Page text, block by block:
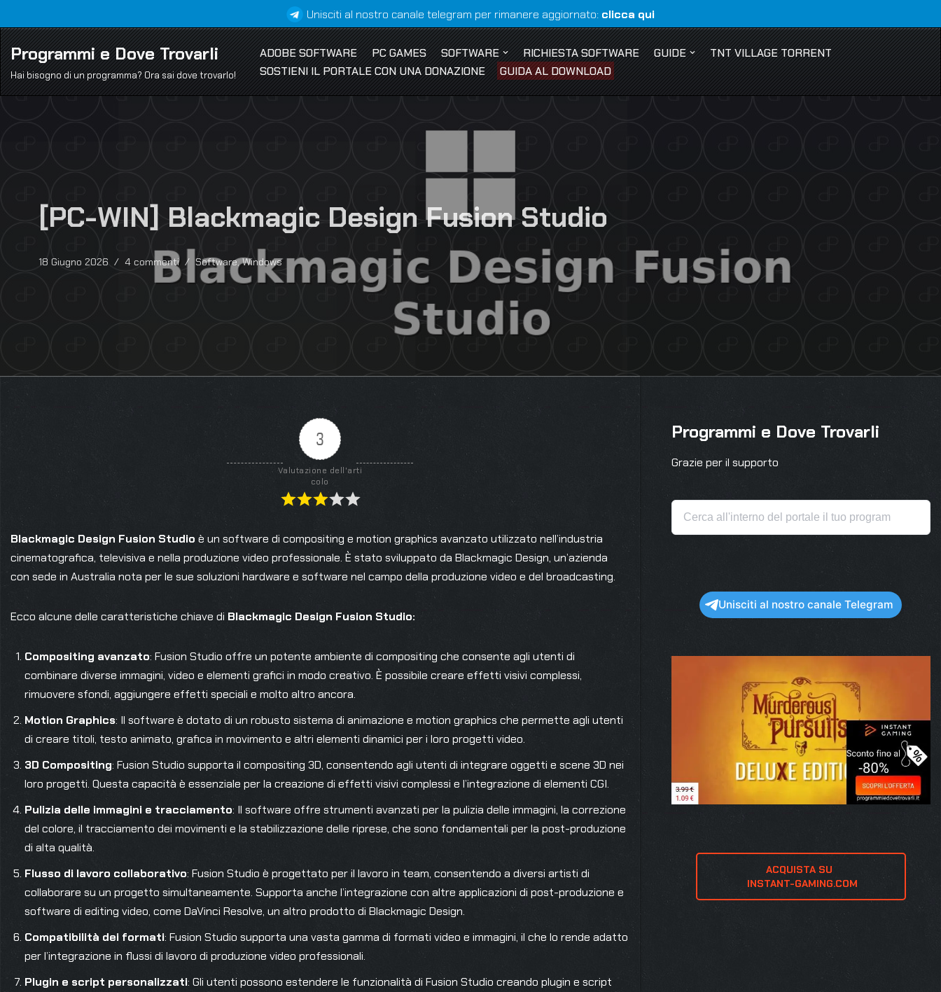
Vai
al
contenuto
Unisciti al nostro canale telegram per rimanere aggiornato: clicca qui
Programmi e Dove Trovarli
Hai bisogno di un programma? Ora sai dove trovarlo!
ADOBE SOFTWARE PC GAMES SOFTWARE RICHIESTA SOFTWARE GUIDE
TNT VILLAGE TORRENT
SOSTIENI IL PORTALE CON UNA DONAZIONE
GUIDA AL DOWNLOAD
[PC-WIN] Blackmagic Design Fusion Studio
18 Giugno 2026 4 commenti Software,Windows
3
Valutazione dell'arti
colo
Blackmagic Design Fusion Studio è un software di compositing e motion graphics avanzato utilizzato nell’industria
cinematografica, televisiva e nella produzione video professionale. È stato sviluppato da Blackmagic Design, un’azienda
con sede in Australia nota per le sue soluzioni hardware e software nel campo della produzione video e del broadcasting.
Ecco alcune delle caratteristiche chiave di Blackmagic Design Fusion Studio:
Compositing avanzato: Fusion Studio offre un potente ambiente di compositing che consente agli utenti di
combinare diverse immagini, video e elementi grafici in modo creativo. È possibile creare effetti visivi complessi,
rimuovere sfondi, aggiungere effetti speciali e molto altro ancora.
Motion Graphics: Il software è dotato di un robusto sistema di animazione e motion graphics che permette agli utenti
di creare titoli, testo animato, grafica in movimento e altri elementi dinamici per i loro progetti video.
3D Compositing: Fusion Studio supporta il compositing 3D, consentendo agli utenti di integrare oggetti e scene 3D nei
loro progetti. Questa capacità è essenziale per la creazione di effetti visivi complessi e l’integrazione di elementi CGI.
Pulizia delle immagini e tracciamento: Il software offre strumenti avanzati per la pulizia delle immagini, la correzione
del colore, il tracciamento dei movimenti e la stabilizzazione delle riprese, che sono fondamentali per la post-produzione
di alta qualità.
Flusso di lavoro collaborativo: Fusion Studio è progettato per il lavoro in team, consentendo a diversi artisti di
collaborare su un progetto simultaneamente. Supporta anche l’integrazione con altre applicazioni di post-produzione e
software di editing video, come DaVinci Resolve, un altro prodotto di Blackmagic Design.
Compatibilità dei formati: Fusion Studio supporta una vasta gamma di formati video e immagini, il che lo rende adatto
per l’integrazione in flussi di lavoro di produzione video professionali.
Plugin e script personalizzati: Gli utenti possono estendere le funzionalità di Fusion Studio creando plugin e script
Programmi e Dove Trovarli
Grazie per il supporto
Unisciti al nostro canale Telegram
ACQUISTA SU
INSTANT-GAMING.COM